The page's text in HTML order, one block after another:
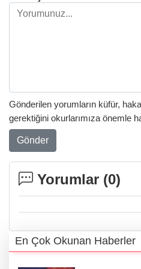
Gönderilen yorumların küfür,
gerektiğini okurlarımıza önemle
Gönder
Yorumlar (0)
En Çok Okunan Haberler